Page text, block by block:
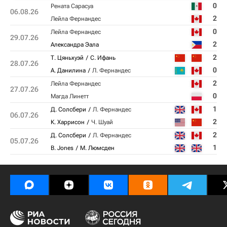
06.08.26
Рената Сарасуа 0
Лейла Фернандес 2
29.07.26
Лейла Фернандес 0
Александра Эала 2
28.07.26
Т. Цяньхуэй С. Ифань 2
А. Данилина Л. Фернандес 0
27.07.26
Лейла Фернандес 2
Магда Линетт 0
06.07.26
Д. Солсбери Л. Фернандес 1
К. Харрисон Ч. Шуай 2
05.07.26
Д. Солсбери Л. Фернандес 2
B. Jones М. Люмсден 1